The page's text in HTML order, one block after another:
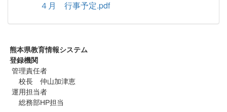
４月 行事予定.pdf
熊本県教育情報システム
登録機関
管理責任者
校長 仲山加津恵
運用担当者
総務部HP担当